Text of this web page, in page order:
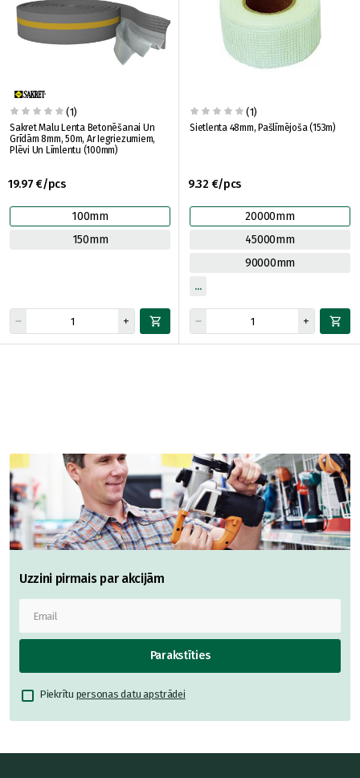
(1)
Sakret Malu Lenta Betonēšanai Un
Grīdām 8mm, 50m, Ar Iegriezumiem,
Plēvi Un Līmlentu (100mm)
19.97 €/pcs
100mm
150mm
(1)
Sietlenta 48mm, Pašlīmējoša (153m)
9.32 €/pcs
20000mm
45000mm
90000mm
Uzzini pirmais par akcijām
Parakstīties
Piekrītu personas datu apstrādei